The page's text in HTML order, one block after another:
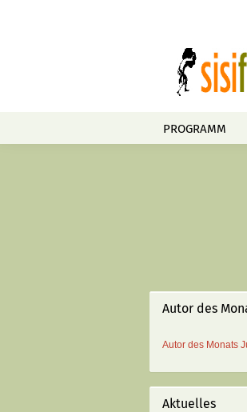
PROGRAMM
Autor des
Autor des Monats
Aktuelles